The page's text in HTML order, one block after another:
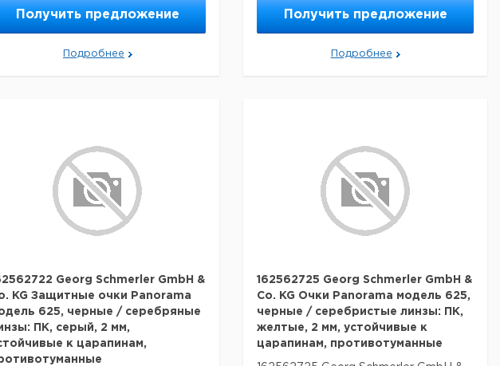
Получить предложение
Подробнее
Получить предложение
Подробнее
Georg Schmerler GmbH &
KG Защитные очки Panorama
625, черные / серебряные
ПК, серый, 2 мм,
к царапинам,
162562725 Georg Schmerler GmbH &
Co. KG Очки Panorama модель 625,
черные / серебристые линзы: ПК,
желтые, 2 мм, устойчивые к
царапинам, противотуманные